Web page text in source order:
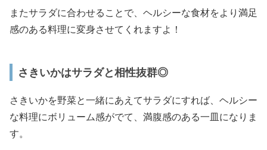
またサラダに合わせることで、ヘルシーな食材をより満足
感のある料理に変身させてくれますよ！
さきいかはサラダと相性抜群◎
さきいかを野菜と一緒にあえてサラダにすれば、ヘルシー
な料理にボリューム感がでて、満腹感のある一皿になりま
す。